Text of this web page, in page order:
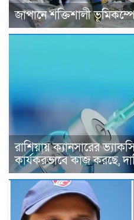
জাপানে শক্তিশালী
রাশিয়ায় ক্যানসারের
কার্যকরভাবে কাজ করছে,